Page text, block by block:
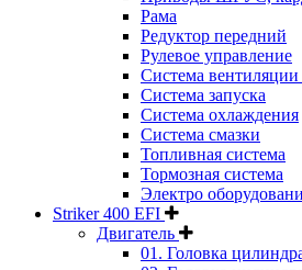
Рама
Редуктор передний
Рулевое управление
Система вентиляции
Система запуска
Система охлаждения
Система смазки
Топливная система
Тормозная система
Электро
Striker 400 EFI
Двигатель
01. Головка